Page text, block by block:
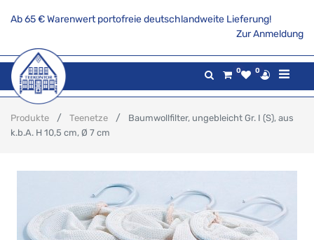
Ab 65 € Warenwert portofreie deutschlandweite Lieferung!
Zur Anmeldung
0 0
Produkte Teenetze
Baumwollfilter, ungebleicht Gr. I (S), aus
k.b.A. H 10,5 cm, Ø 7 cm